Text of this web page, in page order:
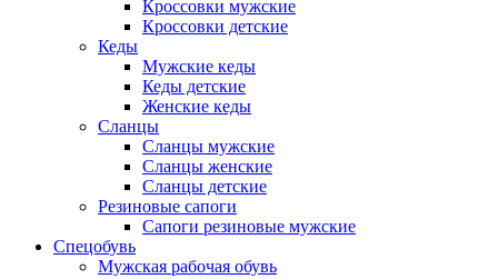
Кроссовки мужские
Кроссовки детские
Кеды
Мужские кеды
Кеды детские
Женские кеды
Сланцы
Сланцы мужские
Сланцы женские
Сланцы детские
Резиновые сапоги
Сапоги резиновые мужские
Спецобувь
Мужская рабочая обувь